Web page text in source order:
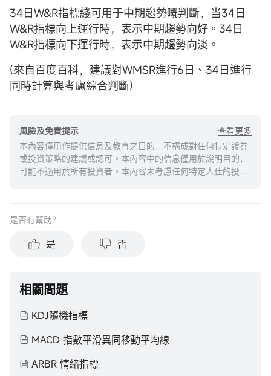
34日W&R指標綫可用于中期趨勢嘅判斷，当34日
W&R指標向上運行時，表示中期趨勢向好。34日
W&R指標向下運行時，表示中期趨勢向淡。
(來自百度百科，建議對WMSR進行6日、34日進行
同時計算與考慮綜合判斷)
風險及免責提示
查看更多
本內容僅用作提供信息及教育之目的，不構成對任何特定證券
或投資策略的建議或認可。本內容中的信息僅用於說明目的，
可能不適用於所有投資者。本內容未考慮任何特定人仕的投資
結果。投資涉及風險和損失本金的可能性。moomoo對上述內
任何陳述或保證。
是否有幫助？
是 否
相關問題
KDJ隨機指標
MACD 指數平滑異同移動平均線
ARBR 情緒指標